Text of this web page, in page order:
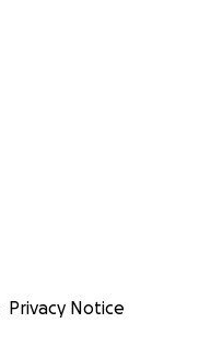
Privacy Notice